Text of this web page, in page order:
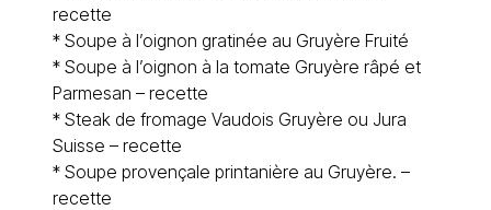
recette
* Soupe à l’oignon gratinée au Gruyère Fruité
* Soupe à l’oignon à la tomate Gruyère râpé et
Parmesan – recette
* Steak de fromage Vaudois Gruyère ou Jura
Suisse – recette
* Soupe provençale printanière au Gruyère. –
recette